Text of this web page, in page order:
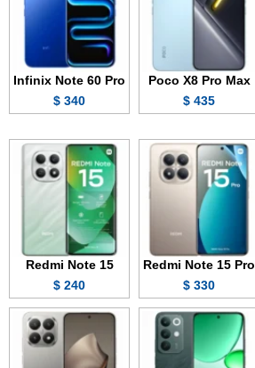
Poco X8 Pro Max
435 $
Infinix Note 60 Pro
340 $
Redmi Note 15 Pro
330 $
Redmi Note 15
240 $